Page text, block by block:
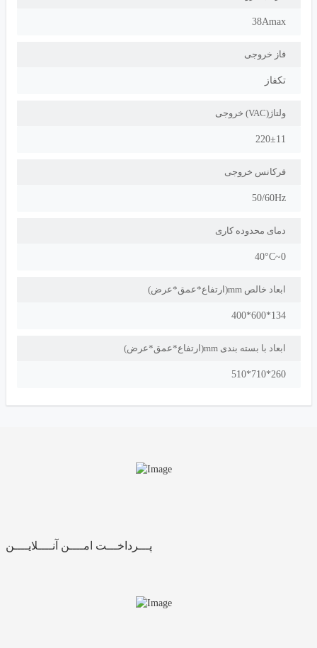
38Amax
فاز خروجی
تکفاز
ولتاژ(VAC) خروجی
220±11
فرکانس خروجی
50/60Hz
دمای محدوده کاری
0~40°C
ابعاد خالص mm(ارتفاع*عمق*عرض)
134*600*400
ابعاد با بسته بندی mm(ارتفاع*عمق*عرض)
260*710*510
پـــرداخـــت امــــن آنــــلایــــن